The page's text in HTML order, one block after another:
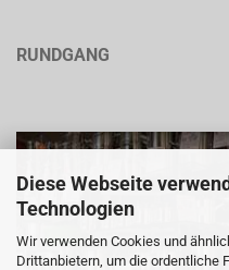
Diese Webseite
Technologien
Wir verwenden Cookies und
Drittanbietern, um die ordentliche
RUNDGANG